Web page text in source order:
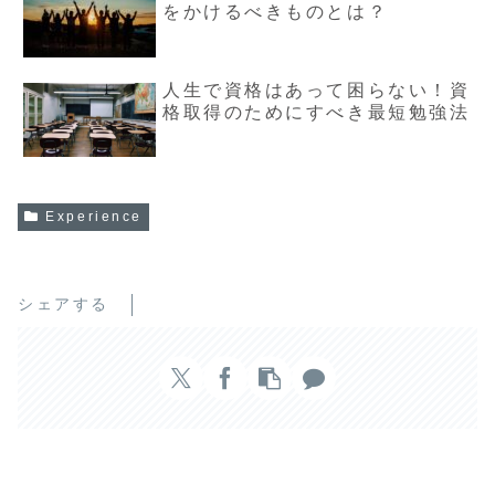
をかけるべきものとは？
人生で資格はあって困らない！資
格取得のためにすべき最短勉強法
Experience
シェアする